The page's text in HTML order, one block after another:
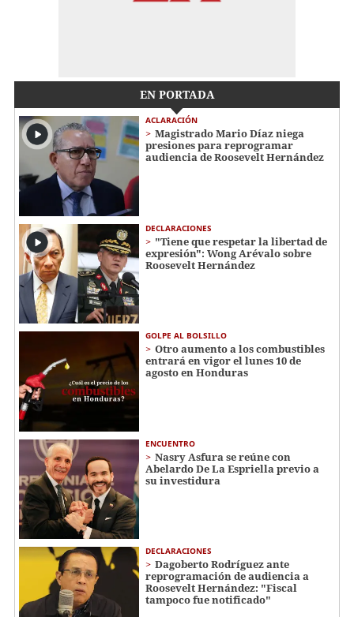
EN PORTADA
ACLARACIÓN
Magistrado Mario Díaz niega
presiones para reprogramar
audiencia de Roosevelt Hernández
DECLARACIONES
"Tiene que respetar la libertad de
expresión": Wong Arévalo sobre
Roosevelt Hernández
GOLPE AL BOLSILLO
Otro aumento a los combustibles
entrará en vigor el lunes 10 de
agosto en Honduras
ENCUENTRO
Nasry Asfura se reúne con
Abelardo De La Espriella previo a
su investidura
DECLARACIONES
Dagoberto Rodríguez ante
reprogramación de audiencia a
Roosevelt Hernández: "Fiscal
tampoco fue notificado"